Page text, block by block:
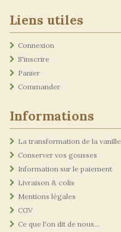
Liens utiles
Connexion
S'inscrire
Panier
Commander
Informations
La transformation de la vanille
Conserver vos gousses
Information sur le paiement
Livraison & colis
Mentions légales
CGV
Ce que l'on dit de nous...